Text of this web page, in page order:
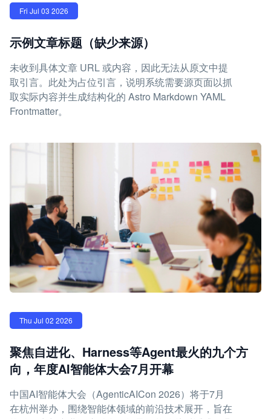
Fri Jul 03 2026
示例文章标题（缺少来源）
未收到具体文章 URL 或内容，因此无法从原文中提
取引言。此处为占位引言，说明系统需要源页面以抓
取实际内容并生成结构化的 Astro Markdown YAML
Frontmatter。
Thu Jul 02 2026
聚焦自进化、Harness等Agent最火的九个方
向，年度AI智能体大会7月开幕
中国AI智能体大会（AgenticAICon 2026）将于7月
在杭州举办，围绕智能体领域的前沿技术展开，旨在